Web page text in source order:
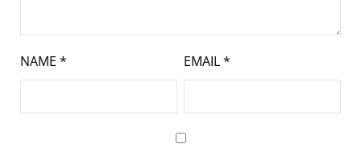
NAME * EMAIL*